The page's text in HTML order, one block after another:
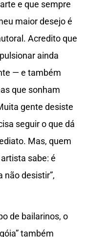
e que sempre
maior desejo é
Acredito que
ainda
— e também
que sonham
gente desiste
seguir o que dá
Mas, quem
sabe: é
não desistir”,
de bailarinos, o
também